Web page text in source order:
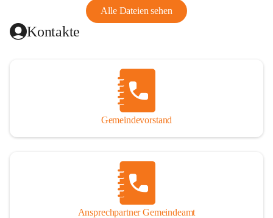
Alle Dateien sehen
Kontakte
Gemeindevorstand
Ansprechpartner Gemeindeamt